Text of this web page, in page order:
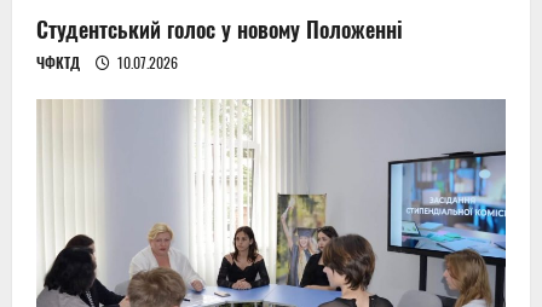
Студентський голос у новому Положенні
ЧФКТД 10.07.2026